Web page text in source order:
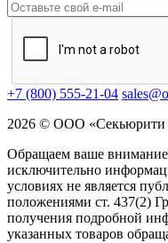
+7 (800) 555-21-04
2026 © ООО «Секьюрити
Обращаем ваше внимание
исключительно
условиях не является
положениями ст. 437(2)
получения подробной
указанных товаров